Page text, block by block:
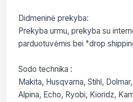
Didmeninė prekyba:
Prekyba urmu, prekyba su
parduotuvėmis bei "drop
Sodo technika :
Makita, Husqvarna, Stihl,
Alpina, Echo, Ryobi, Kioridz,